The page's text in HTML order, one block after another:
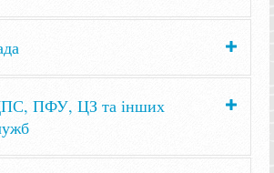
ПФУ, ЦЗ та інших